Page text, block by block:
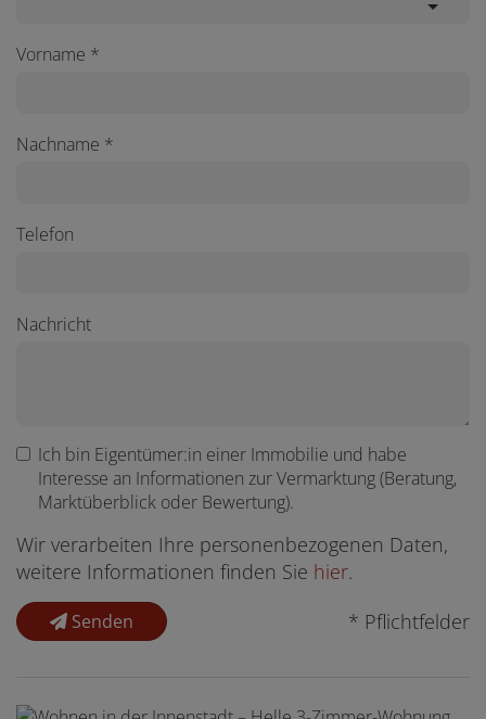
Vorname
Nachname
Telefon
Nachricht
Ich bin Eigentümer:in einer Immobilie und habe
Interesse an Informationen zur Vermarktung (Beratung,
Marktüberblick oder Bewertung).
Wir verarbeiten Ihre personenbezogenen Daten,
weitere Informationen finden Sie hier.
Senden * Pflichtfelder